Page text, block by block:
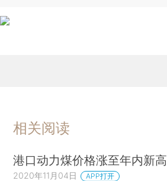
相关阅读
港口动力煤价格涨至年内新高
2020年11月04日 APP打开